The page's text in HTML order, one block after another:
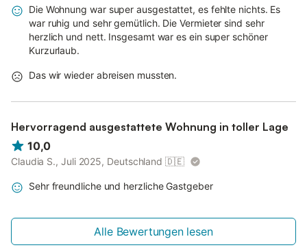
Die Wohnung war super ausgestattet, es fehlte nichts. Es
war ruhig und sehr gemütlich. Die Vermieter sind sehr
herzlich und nett. Insgesamt war es ein super schöner
Kurzurlaub.
Das wir wieder abreisen mussten.
Hervorragend ausgestattete Wohnung in toller Lage
10,0
Claudia S., Juli 2025, Deutschland 🇩🇪
Sehr freundliche und herzliche Gastgeber
Alle Bewertungen lesen